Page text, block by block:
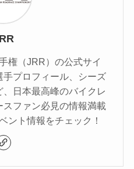
権（JRR）の公式サイ
手プロフィール、シーズ
日本最高峰のバイクレ
ファン必見の情報満載
ント情報をチェック！